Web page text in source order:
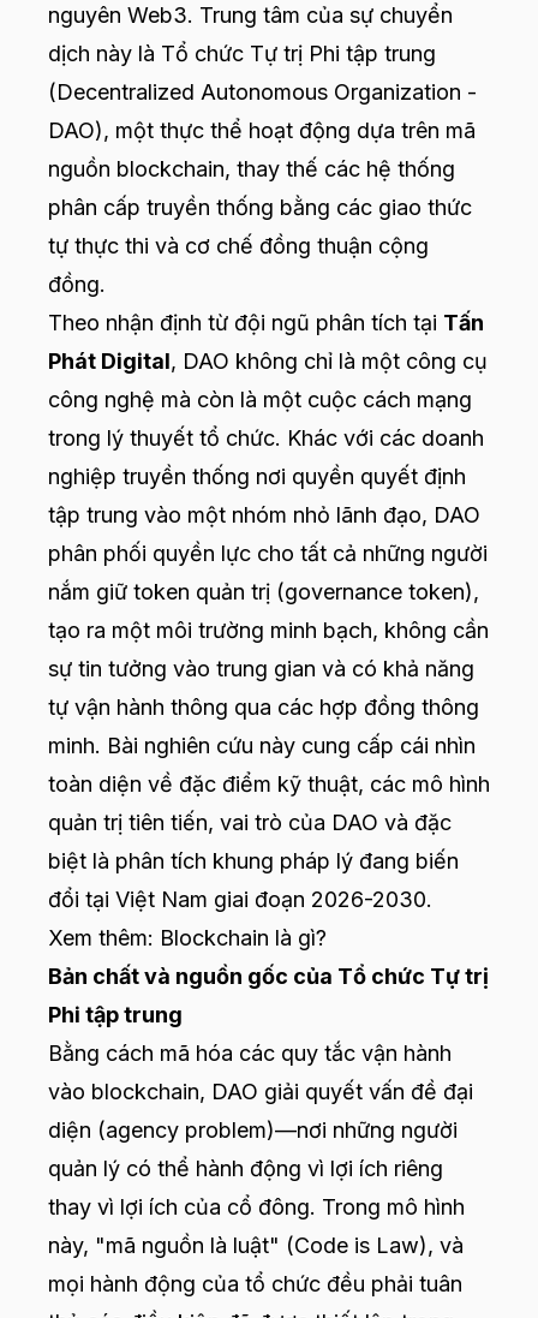
nguyên Web3. Trung tâm của sự chuyển
dịch này là Tổ chức Tự trị Phi tập trung
(Decentralized Autonomous Organization -
DAO), một thực thể hoạt động dựa trên mã
nguồn blockchain, thay thế các hệ thống
phân cấp truyền thống bằng các giao thức
tự thực thi và cơ chế đồng thuận cộng
đồng.
Theo nhận định từ đội ngũ phân tích tại Tấn
Phát Digital, DAO không chỉ là một công cụ
công nghệ mà còn là một cuộc cách mạng
trong lý thuyết tổ chức. Khác với các doanh
nghiệp truyền thống nơi quyền quyết định
tập trung vào một nhóm nhỏ lãnh đạo, DAO
phân phối quyền lực cho tất cả những người
nắm giữ token quản trị (governance token),
tạo ra một môi trường minh bạch, không cần
sự tin tưởng vào trung gian và có khả năng
tự vận hành thông qua các hợp đồng thông
minh. Bài nghiên cứu này cung cấp cái nhìn
toàn diện về đặc điểm kỹ thuật, các mô hình
quản trị tiên tiến, vai trò của DAO và đặc
biệt là phân tích khung pháp lý đang biến
đổi tại Việt Nam giai đoạn 2026-2030.
Xem thêm: Blockchain là gì?
Bản chất và nguồn gốc của Tổ chức Tự trị
Phi tập trung
Bằng cách mã hóa các quy tắc vận hành
vào blockchain, DAO giải quyết vấn đề đại
diện (agency problem)—nơi những người
quản lý có thể hành động vì lợi ích riêng
thay vì lợi ích của cổ đông. Trong mô hình
này, "mã nguồn là luật" (Code is Law), và
mọi hành động của tổ chức đều phải tuân